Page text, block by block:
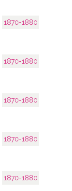
1870-1880
1870-1880
1870-1880
1870-1880
1870-1880